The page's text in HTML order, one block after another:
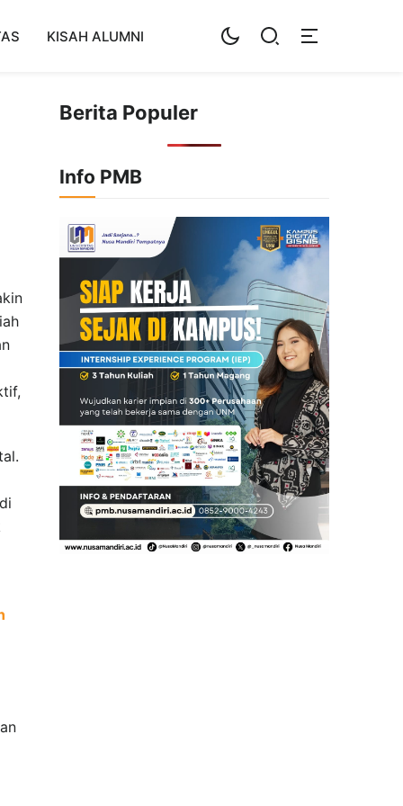
KISAH ALUMNI
Berita Populer
Info PMB